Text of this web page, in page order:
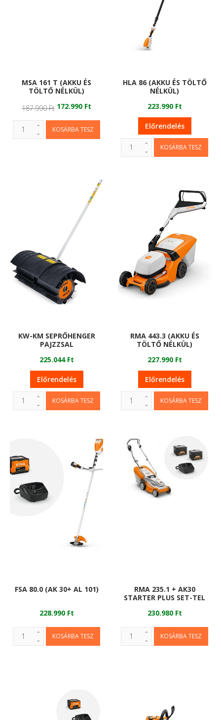
MSA 161 T (AKKU ÉS
TÖLTŐ NÉLKÜL)
187.990 Ft 172.990 Ft
HLA 86 (AKKU ÉS TÖLTŐ
NÉLKÜL)
223.990 Ft
Előrendelés
KW-KM SEPRŐHENGER
PAJZZSAL
225.044 Ft
Előrendelés
RMA 443.3 (AKKU ÉS
TÖLTŐ NÉLKÜL)
227.990 Ft
Előrendelés
FSA 80.0 (AK 30+ AL 101)
228.990 Ft
RMA 235.1 + AK30
STARTER PLUS SET-TEL
230.980 Ft